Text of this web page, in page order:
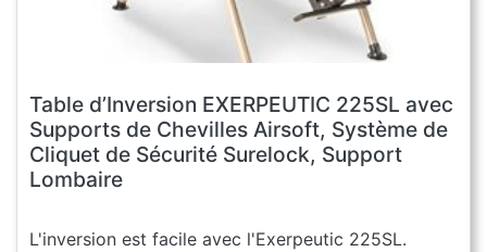
Table d’Inversion EXERPEUTIC 225SL avec
Supports de Chevilles Airsoft, Système de
Cliquet de Sécurité Surelock, Support
Lombaire
L'inversion est facile avec l'Exerpeutic 225SL.